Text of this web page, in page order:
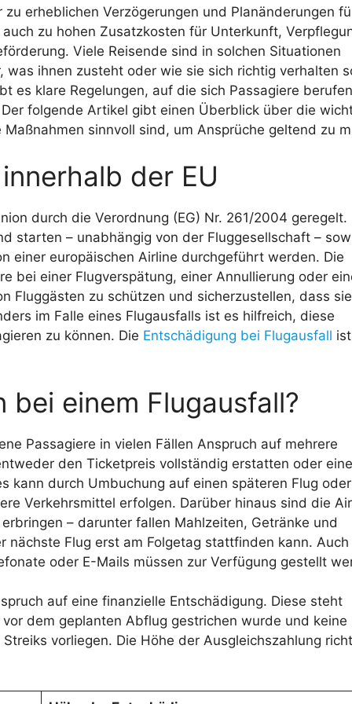
zu erheblichen Verzögerungen und Planänderungen
zu hohen Zusatzkosten für Unterkunft,
Viele Reisende sind in solchen Situationen
was ihnen zusteht oder wie sie sich richtig verhalten
es klare Regelungen, auf die sich Passagiere berufen
folgende Artikel gibt einen Überblick über die
sinnvoll sind, um Ansprüche geltend zu
der EU
durch die Verordnung (EG) Nr. 261/2004 geregelt.
starten – unabhängig von der Fluggesellschaft –
einer europäischen Airline durchgeführt werden. Die
bei einer Flugverspätung, einer Annullierung oder
Fluggästen zu schützen und sicherzustellen, dass
im Falle eines Flugausfalls ist es hilfreich, diese
zu können. Die Entschädigung bei Flugausfall
einem Flugausfall?
Passagiere in vielen Fällen Anspruch auf mehrere
den Ticketpreis vollständig erstatten oder eine
kann durch Umbuchung auf einen späteren Flug
Verkehrsmittel erfolgen. Darüber hinaus sind die
– darunter fallen Mahlzeiten, Getränke und
Flug erst am Folgetag stattfinden kann. Auch
oder E-Mails müssen zur Verfügung gestellt
auf eine finanzielle Entschädigung. Diese steht
dem geplanten Abflug gestrichen wurde und keine
vorliegen. Die Höhe der Ausgleichszahlung